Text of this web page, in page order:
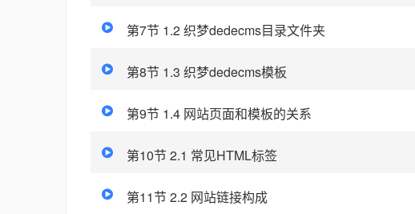
第7节 1.2 织梦dedecms目录文件夹
第8节 1.3 织梦dedecms模板
第9节 1.4 网站页面和模板的关系
第10节 2.1 常见HTML标签
第11节 2.2 网站链接构成